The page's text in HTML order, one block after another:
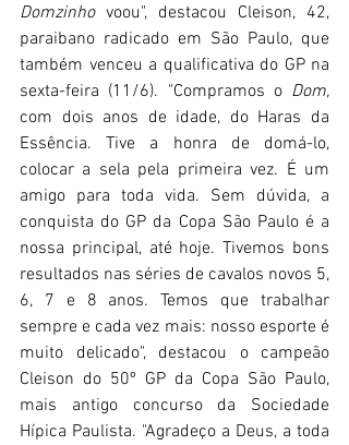
Domzinho voou", destacou Cleison, 42,
paraibano radicado em São Paulo, que
também venceu a qualificativa do GP na
sexta-feira (11/6). "Compramos o
com dois anos de idade, do Haras da
Essência. Tive a honra de domá-lo,
colocar a sela pela primeira vez. É um
amigo para toda vida. Sem dúvida, a
conquista do GP da Copa São Paulo é a
nossa principal, até hoje. Tivemos bons
resultados nas séries de cavalos novos 5,
6, 7 e 8 anos. Temos que trabalhar
sempre e cada vez mais: nosso esporte é
muito delicado", destacou o campeão
Cleison do 50º GP da Copa São Paulo,
mais antigo concurso da Sociedade
Hípica Paulista. "Agradeço a Deus, a toda